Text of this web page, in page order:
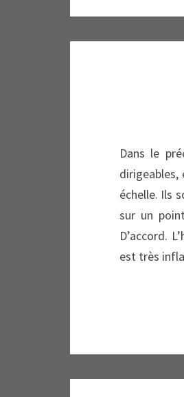
Dans le
échelle. Ils
sur un
D’accord.
est très